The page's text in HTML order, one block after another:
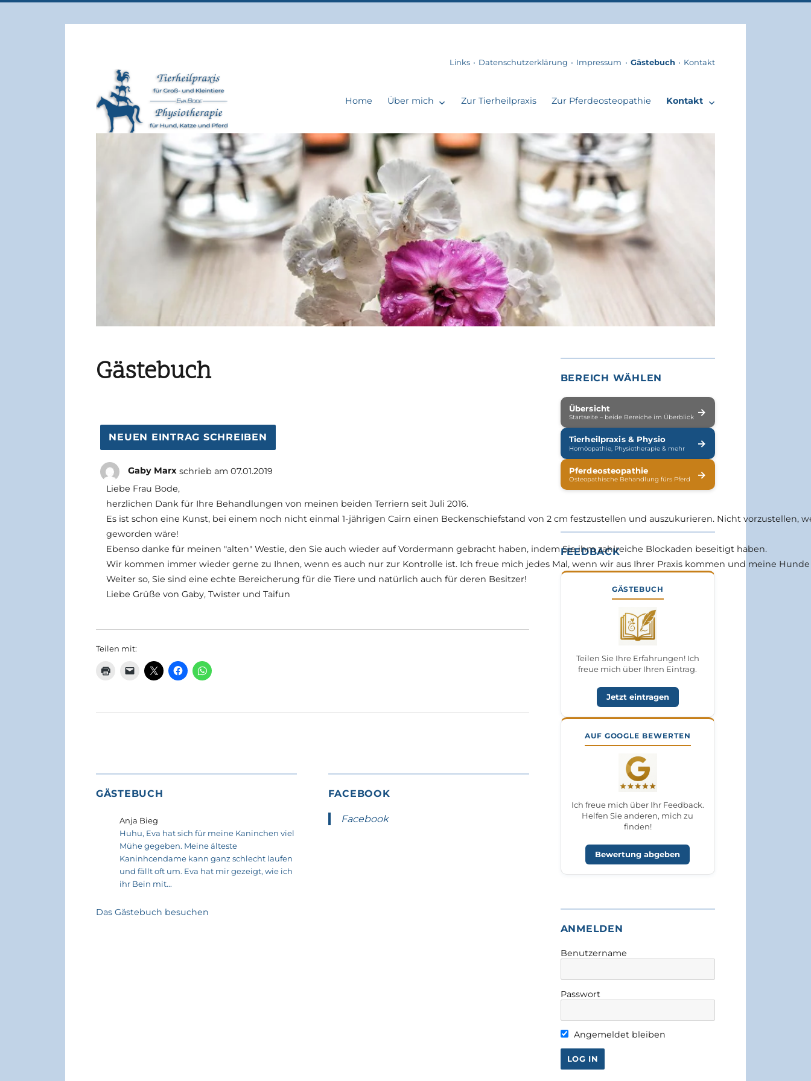
Kontakt
Gästebuch
Impressum
Datenschutzerklärung
Links
Tierheilpraxis
für Groß und Kleintiere
Home Über mich Zur Tierheilpraxis Zur Pferdeosteopathie Kontakt
Gästebuch
Gaby Marxschrieb am 07.01.2019
Liebe Frau Bode,
herzlichen Dank für Ihre Behandlungen von meinen beiden Terriern seit Juli 2016.
Es ist schon eine Kunst, bei einem noch nicht einmal 1-jährigen Cairn einen Beckenschiefstand von 2 cm festzustellen und auszukurieren. Nicht vorzustellen,
geworden wäre!
Ebenso danke für meinen "alten" Westie, den Sie auch wieder auf Vordermann gebracht haben, indem Sie ihm zahlreiche Blockaden beseitigt haben.
Wir kommen immer wieder gerne zu Ihnen, wenn es auch nur zur Kontrolle ist. Ich freue mich jedes Mal, wenn wir aus Ihrer Praxis kommen und meine
Weiter so, Sie sind eine echte Bereicherung für die Tiere und natürlich auch für deren Besitzer!
Liebe Grüße von Gaby, Twister und Taifun
Teilen mit:
GÄSTEBUCH
Anja Bieg
Huhu, Eva hat sich für meine Kaninchen viel
Mühe gegeben. Meine älteste
Kaninhcendame kann ganz schlecht laufen
und fällt oft um. Eva hat mir gezeigt, wie ich
ihr Bein mit...
Das Gästebuch besuchen
FACEBOOK
Facebook
BEREICH WÄHLEN
Übersicht
Startseite – beide Bereiche im Überblick →
Tierheilpraxis & Physio
Homöopathie, Physiotherapie & mehr →
Pferdeosteopathie
Osteopathische Behandlung fürs Pferd →
FEEDBACK
GÄSTEBUCH
Teilen Sie Ihre Erfahrungen! Ich
freue mich über Ihren Eintrag.
Jetzt eintragen
AUF GOOGLE BEWERTEN
Ich freue mich über Ihr Feedback.
Helfen Sie anderen, mich zu
finden!
Bewertung abgeben
ANMELDEN
Benutzername
Passwort
Angemeldet bleiben